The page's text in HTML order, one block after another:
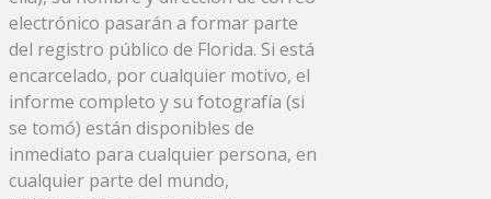
electrónico pasarán a formar parte
del registro público de Florida. Si está
encarcelado, por cualquier motivo, el
informe completo y su fotografía (si
se tomó) están disponibles de
inmediato para cualquier persona, en
cualquier parte del mundo,